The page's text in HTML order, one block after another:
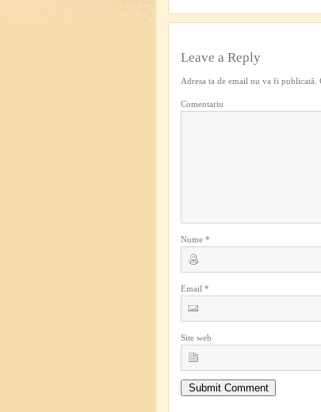
Leave a Reply
Adresa ta de email nu va fi publicată.
Comentariu
Nume *
Email *
Site web